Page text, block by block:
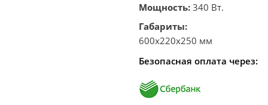
Мощность: 340 Вт.
Габариты:
600х220х250 мм
Безопасная оплата через: